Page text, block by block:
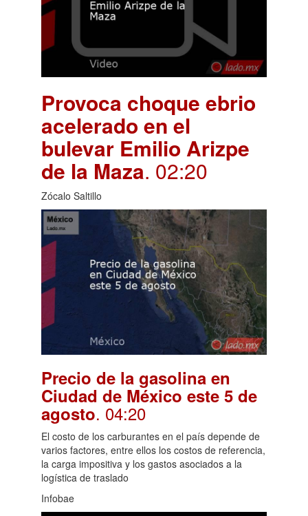
Provoca choque ebrio
acelerado en el
bulevar Emilio Arizpe
de la Maza. 02:20
Zócalo Saltillo
Precio de la gasolina en
Ciudad de México este 5 de
agosto. 04:20
El costo de los carburantes en el país depende de
varios factores, entre ellos los costos de referencia,
la carga impositiva y los gastos asociados a la
logística de traslado
Infobae